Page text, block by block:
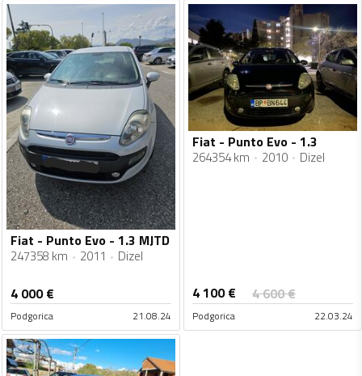
Fiat - Punto Evo - 1.3 MJTD
247358 km 2011 Dizel
4 000€
Podgorica 21.08.24
Fiat - Punto Evo - 1.3
264354 km 2010 Dizel
4 100€ 4 600€
Podgorica 22.03.24